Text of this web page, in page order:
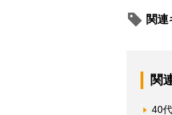
関連
関
40